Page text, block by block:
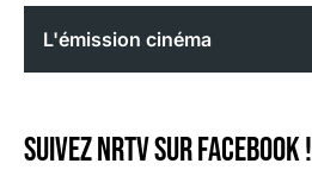
L'émission cinéma
Suivez NRTV sur Facebook !